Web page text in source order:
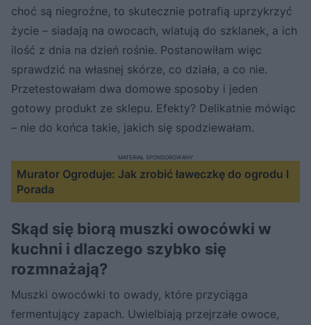
choć są niegroźne, to skutecznie potrafią uprzykrzyć
życie – siadają na owocach, wlatują do szklanek, a ich
ilość z dnia na dzień rośnie. Postanowiłam więc
sprawdzić na własnej skórze, co działa, a co nie.
Przetestowałam dwa domowe sposoby i jeden
gotowy produkt ze sklepu. Efekty? Delikatnie mówiąc
– nie do końca takie, jakich się spodziewałam.
Murator Ogroduje: Jak zrobić ławeczkę do ogrodu I
Porada
MATERIAŁ SPONSOROWANY
Skąd się biorą muszki owocówki w
kuchni i dlaczego szybko się
rozmnażają?
Muszki owocówki to owady, które przyciąga
fermentujący zapach. Uwielbiają przejrzałe owoce,